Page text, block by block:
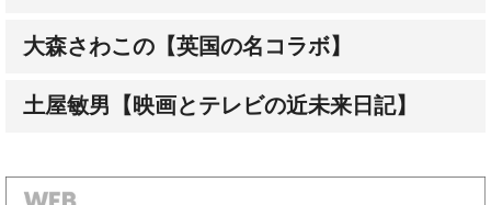
大森さわこの【英国の名コラボ】
土屋敏男【映画とテレビの近未来日記】